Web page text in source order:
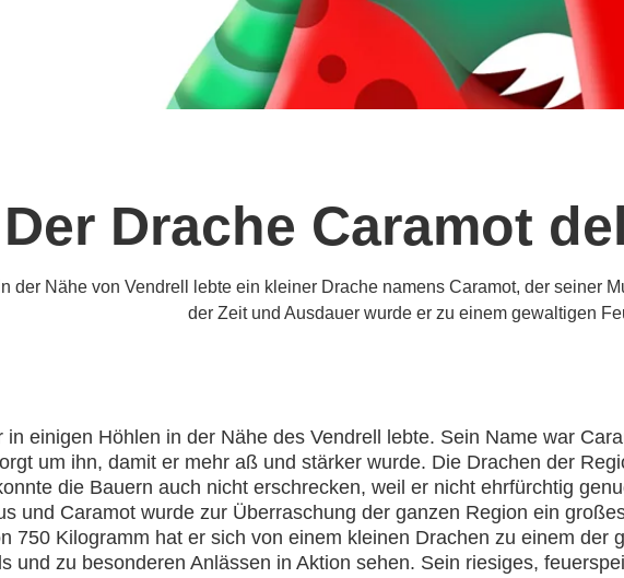
Der Drache Caramot
der Nähe von Vendrell lebte ein kleiner Drache namens Caramot, der seiner
der Zeit und Ausdauer wurde er zu einem gewaltigen
einigen Höhlen in der Nähe des Vendrell lebte. Sein Name war
um ihn, damit er mehr aß und stärker wurde. Die Drachen der
die Bauern auch nicht erschrecken, weil er nicht ehrfürchtig
und Caramot wurde zur Überraschung der ganzen Region ein
750 Kilogramm hat er sich von einem kleinen Drachen zu einem
und zu besonderen Anlässen in Aktion sehen. Sein riesiges,